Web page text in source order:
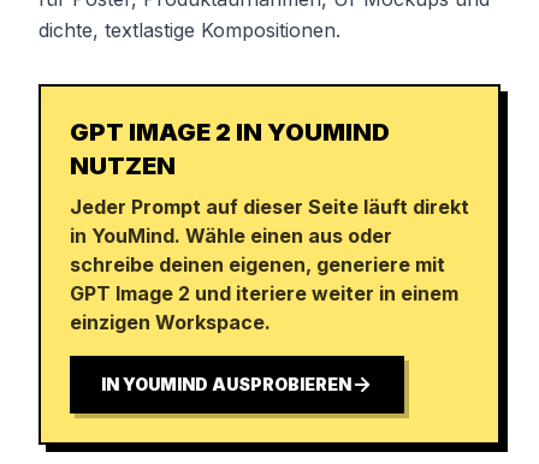
dichte, textlastige Kompositionen.
GPT IMAGE 2 IN YOUMIND
NUTZEN
Jeder Prompt auf dieser Seite läuft direkt
in YouMind. Wähle einen aus oder
schreibe deinen eigenen, generiere mit
GPT Image 2 und iteriere weiter in einem
einzigen Workspace.
IN YOUMIND AUSPROBIEREN